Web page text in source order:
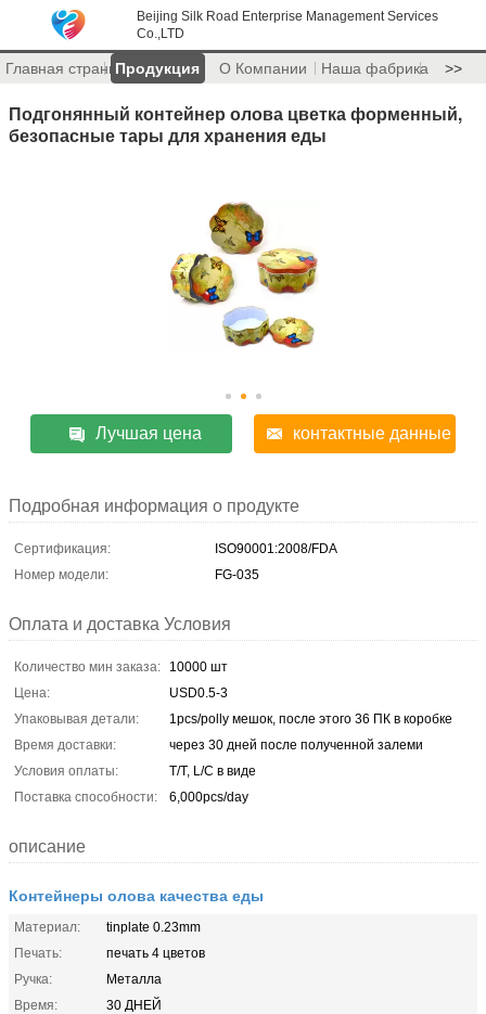
Beijing Silk Road Enterprise Management Services
Co.,LTD
Главная страницаПродукция О Компании Наша фабрика >>
Подгонянный контейнер олова цветка форменный,
безопасные тары для хранения еды
Лучшая цена контактные данные
Подробная информация о продукте
Сертификация:
ISO90001:2008/FDA
Номер модели:
FG-035
Оплата и доставка Условия
Количество мин заказа:
10000 шт
Цена:
USD0.5-3
Упаковывая детали:
1pcs/polly мешок, после этого 36 ПК в коробке
Время доставки:
через 30 дней после полученной залеми
Условия оплаты:
T/T, L/C в виде
Поставка способности:
6,000pcs/day
описание
Контейнеры олова качества еды
Материал:
tinplate 0.23mm
Печать:
печать 4 цветов
Ручка:
Металла
Время:
30 ДНЕЙ